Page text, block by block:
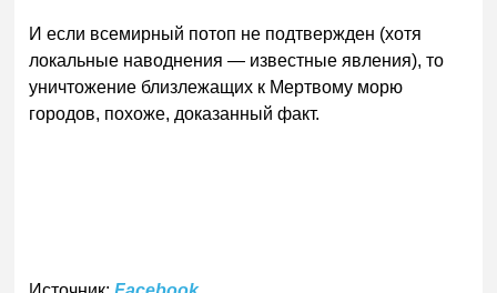
И если всемирный потоп не подтвержден (хотя
локальные наводнения — известные явления), то
уничтожение близлежащих к Мертвому морю
городов, похоже, доказанный факт.